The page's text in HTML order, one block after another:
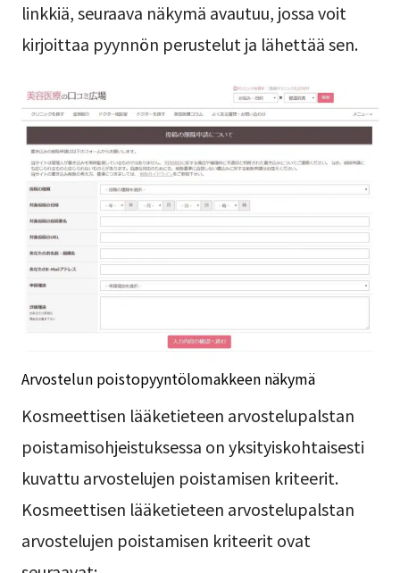
linkkiä, seuraava näkymä avautuu, jossa voit
kirjoittaa pyynnön perustelut ja lähettää sen.
Arvostelun poistopyyntölomakkeen näkymä
Kosmeettisen lääketieteen arvostelupalstan
poistamisohjeistuksessa on yksityiskohtaisesti
kuvattu arvostelujen poistamisen kriteerit.
Kosmeettisen lääketieteen arvostelupalstan
arvostelujen poistamisen kriteerit ovat